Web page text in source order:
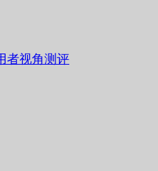
者视角测评